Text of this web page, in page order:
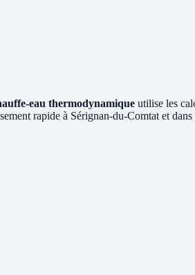
eau thermodynamique utilise les
rapide à Sérignan-du-Comtat et dans